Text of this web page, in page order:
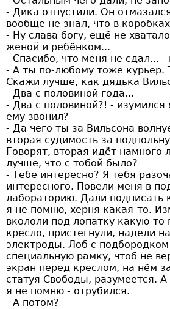
- Дика отпустили. Он
вообще не знал, что в
- Ну слава богу, ещё не
женой и ребёнком...
- Спасибо, что меня не сдал... -
- А ты по-любому тоже курьер.
Скажи лучше, как дядька
- Два с половиной года...
- Два с половиной?! - изумился
ему звонил?
- Да чего ты за Вильсона
вторая судимость за
Говорят, вторая идёт намного
лучше, что с тобой было?
- Тебе интересно? Я тебя
интересного. Повели меня в
лабораторию. Дали подписать
я не помню, херня какая-то.
вкололи под лопатку какую-то
кресло, пристегнули, надели
электроды. Лоб с подбородком
специальную рамку, чтоб не
экран перед креслом, на нём
статуя Свободы, разумеется.
я не помню - отрубился.
- А потом?